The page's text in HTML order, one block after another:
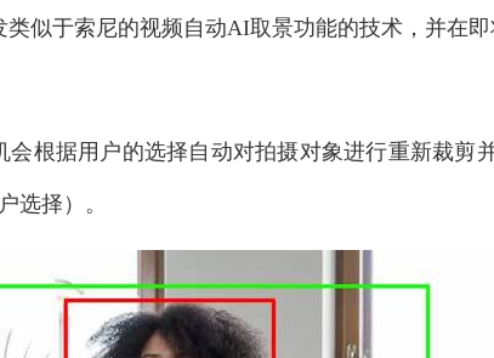
类似于索尼的视频自动AI取景功能的技术，并在
会根据用户的选择自动对拍摄对象进行重新裁剪
选择）。